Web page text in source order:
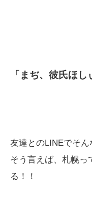
「まぢ、彼氏ほし
友達とのLINEでそん
そう言えば、札幌っ
る！！